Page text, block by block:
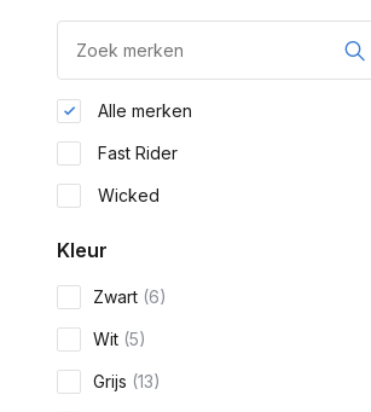
Alle merken
Fast Rider
Wicked
Kleur
Zwart (6)
Wit (5)
Grijs (13)